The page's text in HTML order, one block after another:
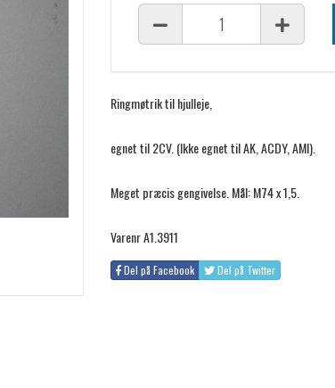
Ringmøtrik til hjulleje,
egnet til 2CV. (Ikke egnet til AK, ACDY, AMI).
Meget præcis gengivelse. Mål: M74 x 1,5.
Varenr A1.3911
Del på Facebook Del på Twitter